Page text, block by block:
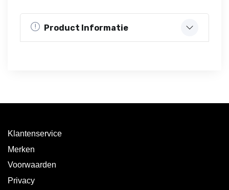
Product Informatie
Klantenservice
Merken
Voorwaarden
Privacy